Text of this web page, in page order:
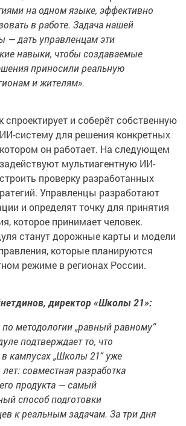
на одном языке, эффективно
в работе. Задача нашей
— дать управленцам эти
навыки, чтобы создаваемые
приносили реальную
и жителям».
и соберёт собственную
систему для решения конкретных
он работает. На следующем
мультиагентную ИИ-
проверку разработанных
Управленцы разработают
и определят точку для принятия
которое принимает человек.
станут дорожные карты и модели
которые планируются
режиме в регионах России.
директор «Школы 21»:
по методологии „равный равному“
подтверждает то, что
кампусах „Школы 21“ уже
совместная разработка
продукта — самый
способ подготовки
к реальным задачам. За три дня